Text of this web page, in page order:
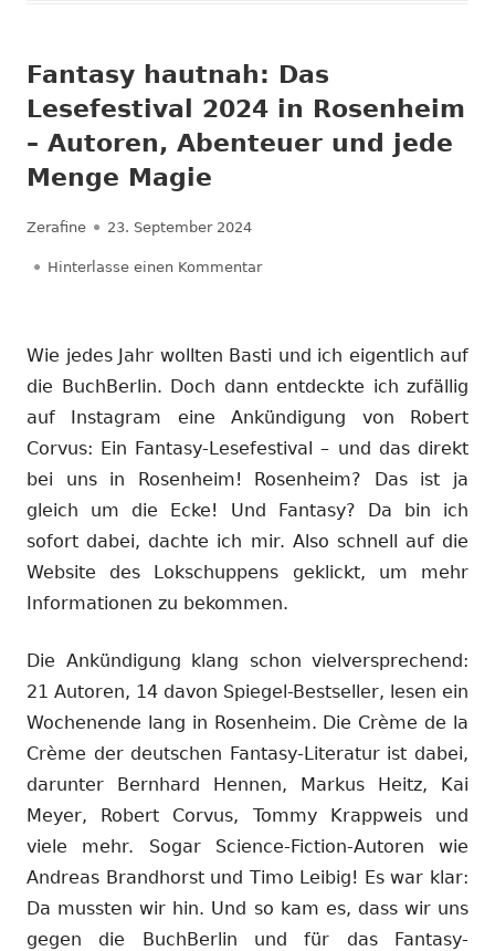
Fantasy hautnah: Das
Lesefestival 2024 in Rosenheim
– Autoren, Abenteuer und jede
Menge Magie
Autor
Zerafine Veröffentlicht
am
23. September 2024
Hinterlasse einen Kommentarzu Fantasy hautnah: Das
Wie jedes Jahr wollten Basti und ich eigentlich auf
die BuchBerlin. Doch dann entdeckte ich zufällig
auf Instagram eine Ankündigung von Robert
Corvus: Ein Fantasy-Lesefestival – und das direkt
bei uns in Rosenheim! Rosenheim? Das ist ja
gleich um die Ecke! Und Fantasy? Da bin ich
sofort dabei, dachte ich mir. Also schnell auf die
Website des Lokschuppens geklickt, um mehr
Informationen zu bekommen.
Die Ankündigung klang schon vielversprechend:
21 Autoren, 14 davon Spiegel-Bestseller, lesen ein
Wochenende lang in Rosenheim. Die Crème de la
Crème der deutschen Fantasy-Literatur ist dabei,
darunter Bernhard Hennen, Markus Heitz, Kai
Meyer, Robert Corvus, Tommy Krappweis und
viele mehr. Sogar Science-Fiction-Autoren wie
Andreas Brandhorst und Timo Leibig! Es war klar:
Da mussten wir hin. Und so kam es, dass wir uns
gegen die BuchBerlin und für das Fantasy-